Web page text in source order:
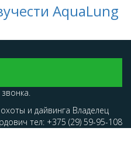
AquaLung
и дайвинга Владелец
тел: +375 (29) 59-95-108